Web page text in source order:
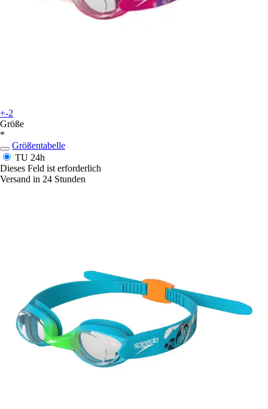
+-2
Größe
*
Größentabelle
TU 24h
Dieses Feld ist erforderlich
Versand in 24 Stunden